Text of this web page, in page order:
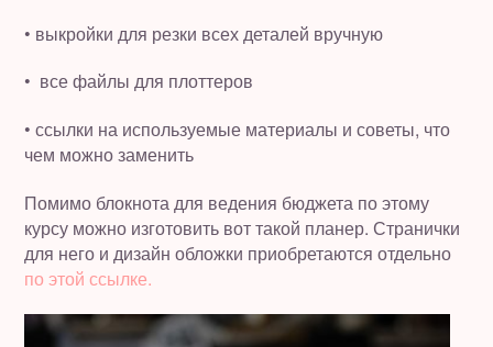
• выкройки для резки всех деталей вручную
• все файлы для плоттеров
• ссылки на используемые материалы и советы, что
чем можно заменить
Помимо блокнота для ведения бюджета по этому
курсу можно изготовить вот такой планер. Странички
для него и дизайн обложки приобретаются отдельно
по этой ссылке.